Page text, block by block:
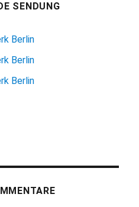
SENDUNG
Berlin
Berlin
Berlin